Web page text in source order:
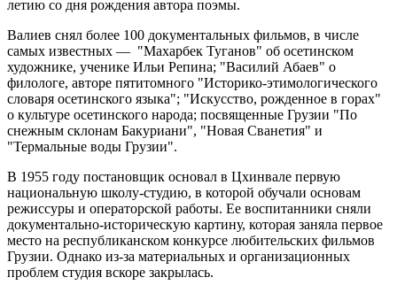
летию со дня рождения автора поэмы.
Валиев снял более 100 документальных фильмов, в числе
самых известных — "Махарбек Туганов" об осетинском
художнике, ученике Ильи Репина; "Василий Абаев" о
филологе, авторе пятитомного "Историко-этимологического
словаря осетинского языка"; "Искусство, рожденное в горах"
о культуре осетинского народа; посвященные Грузии "По
снежным склонам Бакуриани", "Новая Сванетия" и
"Термальные воды Грузии".
В 1955 году постановщик основал в Цхинвале первую
национальную школу-студию, в которой обучали основам
режиссуры и операторской работы. Ее воспитанники сняли
документально-историческую картину, которая заняла первое
место на республиканском конкурсе любительских фильмов
Грузии. Однако из-за материальных и организационных
проблем студия вскоре закрылась.